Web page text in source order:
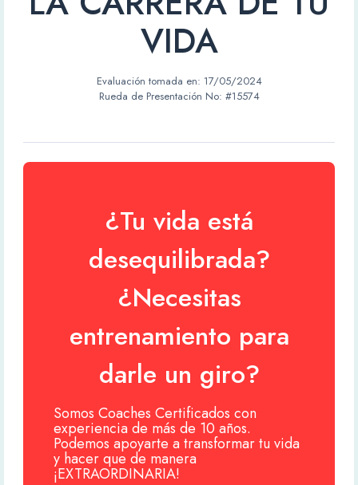
VIDA
Evaluación tomada en: 17/05/2024
Rueda de Presentación No: #15574
¿Tu vida está
desequilibrada?
¿Necesitas
entrenamiento para
darle un giro?
Somos Coaches Certificados con
experiencia de más de 10 años.
Podemos apoyarte a transformar tu vida
y hacer que de manera
¡EXTRAORDINARIA!